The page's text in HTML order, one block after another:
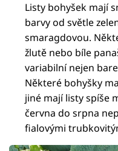
Listy bohyšek mají
barvy od světle
smaragdovou.
žlutě nebo bíle
variabilní nejen
Některé bohyšky
jiné mají listy spíše
června do srpna
fialovými